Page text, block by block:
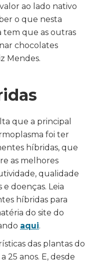
ao lado nativo
o que nesta
tem que as outras
chocolates
Mendes.
que a principal
foi ter
híbridas, que
as melhores
qualidade
doenças. Leia
híbridas para
do site do
aqui.
das plantas do
25 anos. E, desde